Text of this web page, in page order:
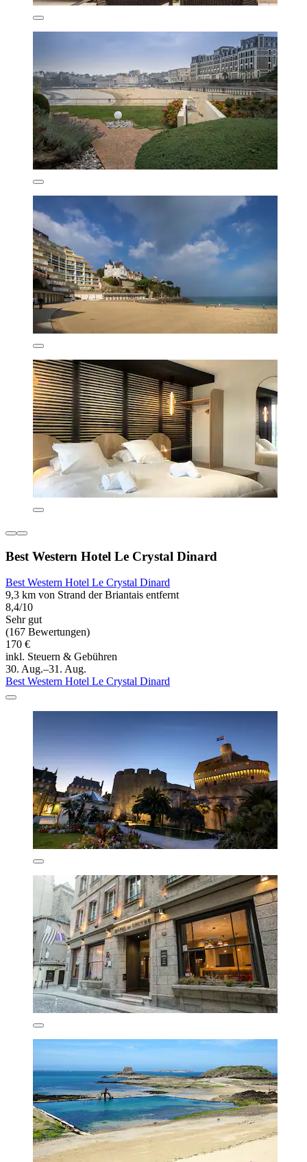
Best Western Hotel Le Crystal Dinard
Best Western Hotel Le Crystal Dinard
9,3 km von Strand der Briantais entfernt
8,4/10
Sehr gut
(167 Bewertungen)
170 €
inkl. Steuern & Gebühren
30. Aug.–31. Aug.
Best Western Hotel Le Crystal Dinard